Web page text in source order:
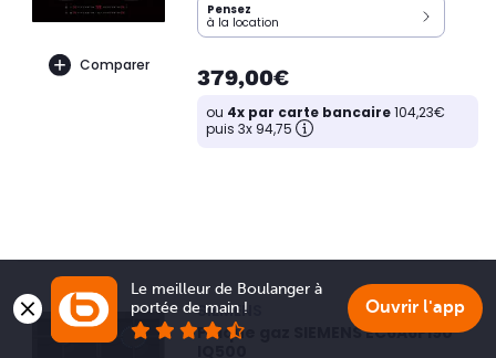
Comparer
Pensez
à la location
379,00€
ou 4x par carte bancaire104,23€
puis 3x 94,75
SIEMENS
Plaque gaz SIEMENS EC6A6PI90
Le meilleur de Boulanger à
portée de main !
Ouvrir l'app